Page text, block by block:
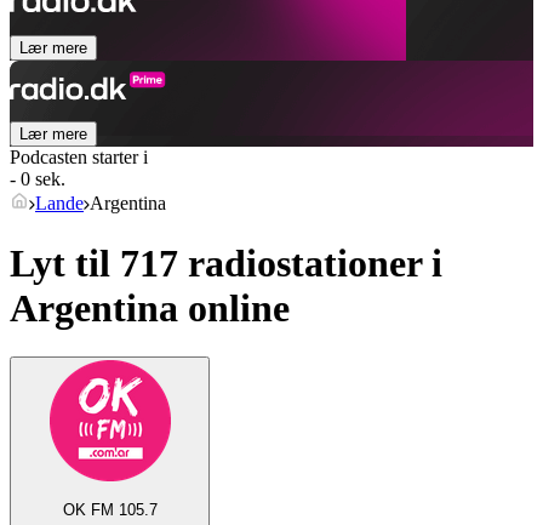
Lær mere
Lær mere
Podcasten starter i
- 0 sek.
Lande Argentina
Lyt til 717 radiostationer i
Argentina online
OK FM 105.7